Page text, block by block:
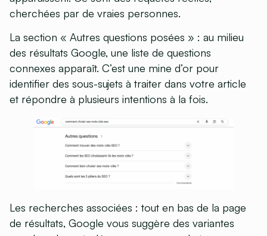
cherchées par de vraies personnes.
La section « Autres questions posées » : au milieu
des résultats Google, une liste de questions
connexes apparaît. C’est une mine d’or pour
identifier des sous-sujets à traiter dans votre article
et répondre à plusieurs intentions à la fois.
Les recherches associées : tout en bas de la page
de résultats, Google vous suggère des variantes